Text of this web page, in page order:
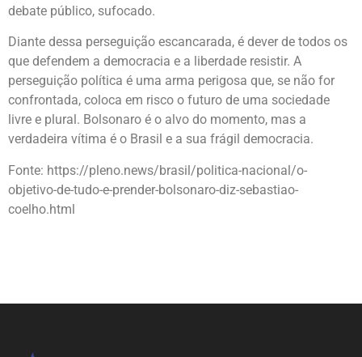
debate público, sufocado.
Diante dessa perseguição escancarada, é dever de todos os
que defendem a democracia e a liberdade resistir. A
perseguição política é uma arma perigosa que, se não for
confrontada, coloca em risco o futuro de uma sociedade
livre e plural. Bolsonaro é o alvo do momento, mas a
verdadeira vítima é o Brasil e a sua frágil democracia.
Fonte: https://pleno.news/brasil/politica-nacional/o-
objetivo-de-tudo-e-prender-bolsonaro-diz-sebastiao-
coelho.html